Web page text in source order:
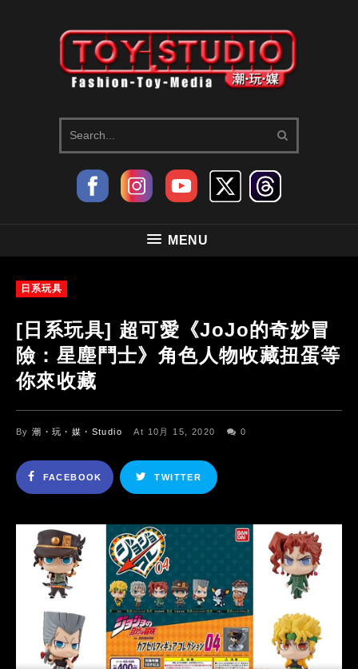
MENU
日系玩具
[日系玩具] 超可愛《JoJo的奇妙冒
險：星塵鬥士》角色人物收藏扭蛋等
你來收藏
By潮・玩・媒・Studio At 10月 15, 2020 0
FACEBOOK TWITTER